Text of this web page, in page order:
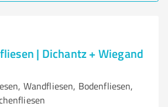
| Dichantz + Wiegand
Wandfliesen, Bodenfliesen,